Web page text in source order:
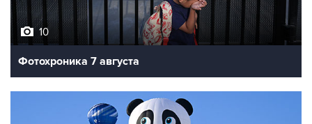
10
Фотохроника 7 августа